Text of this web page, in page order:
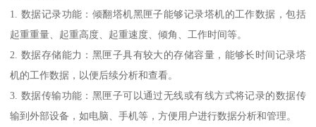
1. 数据记录功能：倾翻塔机黑匣子能够记录塔机的工作数据，包括
起重重量、起重高度、起重速度、倾角、工作时间等。
2. 数据存储能力：黑匣子具有较大的存储容量，能够长时间记录塔
机的工作数据，以便后续分析和查看。
3. 数据传输功能：黑匣子可以通过无线或有线方式将记录的数据传
输到外部设备，如电脑、手机等，方便用户进行数据分析和管理。